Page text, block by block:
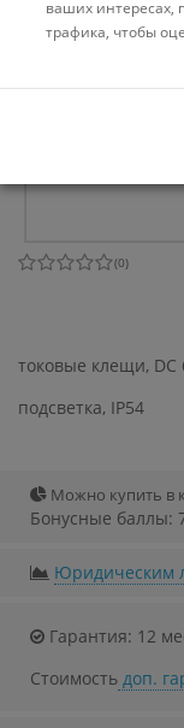
(0)
токовые клещи,
подсветка, IP54
Можно купить в
Бонусные баллы:
Юридическим
Гарантия: 12
Стоимость доп.
ваших интересах,
трафика, чтобы